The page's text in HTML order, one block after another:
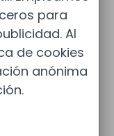
para
Al
de cookies
anónima